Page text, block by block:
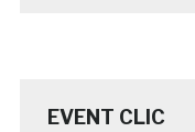
EVENT CLIC